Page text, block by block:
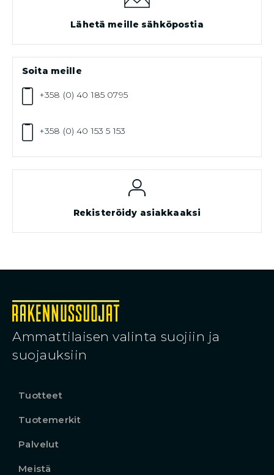
Lähetä meille sähköpostia
Soita meille
+358 (0) 40 185 0795
+358 (0) 40 153 5 153
Rekisteröidy asiakkaaksi
Ammattilaisen valinta suojiin ja
suojauksiin
Tuotteet
Tuotemerkit
Palvelut
Meistä